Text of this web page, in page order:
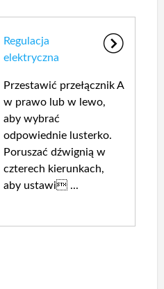
Regulacja
elektryczna
Przestawić przełącznik A
w prawo lub w lewo,
aby wybrać
odpowiednie lusterko.
Poruszać dźwignią w
czterech kierunkach,
aby ustawi ...